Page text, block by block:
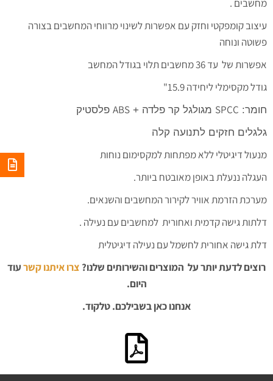
מחשבים .
עיצוב קומפקטי וחזק עם אפשרות לשינוי מרווחי המחשבים בצורה
פשוטה ונוחה
אפשרות של עד 36 מחשבים תלוי בגודל המחשב
גודל מקסימלי ליחידה 15.9"
חומר: SPCC מגולגל קר פלדה + ABS פלסטיק
גלגלים חזקים לתנועה קלה
מנעול דיגיטלי ללא מפתחות למקסימום נוחות
העגלה ננעלת באופן מאובטח ביותר.
מערכת הזרמת אוויר לקירור המחשבים והשנאים.
דלתות גישה קדמית ואחורית למחשבים עם נעילה .
דלת גישה אחורית לחשמל עם נעילה דיגיטלית
רוצים לדעת יותר על המוצרים והשירותים שלנו? צרו איתנו קשרעוד
היום.
אנחנו כאן בשבילכם. טלקוד.